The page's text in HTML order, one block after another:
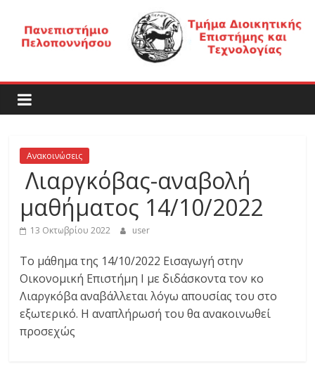
περιεχόμενο
Τ
μ
ή
μ
α
Δ
ι
Ανακοινώσεις
Λιαργκόβας-αναβολή
μαθήματος 14/10/2022
13 Οκτωβρίου 2022 user
Το μάθημα της 14/10/2022 Εισαγωγή στην
Οικονομική Επιστήμη Ι με διδάσκοντα τον κο
Λιαργκόβα αναβάλλεται λόγω απουσίας του στο
εξωτερικό. Η αναπλήρωσή του θα ανακοινωθεί
προσεχώς